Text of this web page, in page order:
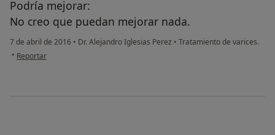
Podría mejorar:
No creo que puedan mejorar nada.
7 de abril de 2016 • Dr. Alejandro Iglesias Perez • Tratamiento de varices.
• en opinión del usuario Cuenta eliminada
Reportar